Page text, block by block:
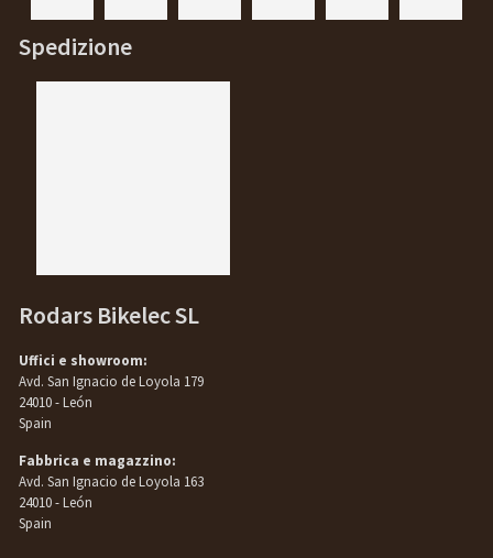
Spedizione
Rodars Bikelec SL
Uffici e showroom:
Avd. San Ignacio de Loyola 179
24010 - León
Spain
Fabbrica e magazzino:
Avd. San Ignacio de Loyola 163
24010 - León
Spain